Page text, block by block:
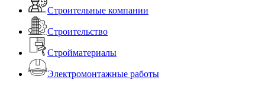
Строительные компании
Строительство
Стройматериалы
Электромонтажные работы